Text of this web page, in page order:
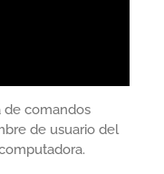
de comandos
de usuario del